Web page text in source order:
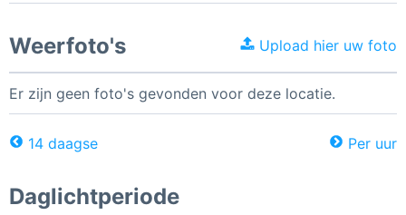
Weerfoto's Upload hier uw foto
Er zijn geen foto's gevonden voor deze locatie.
14 daagse Per uur
Daglichtperiode